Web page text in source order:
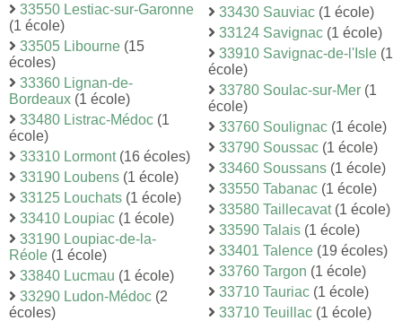
33550 Lestiac-sur-Garonne
(1 école)
33505 Libourne (15
écoles)
33360 Lignan-de-
Bordeaux (1 école)
33480 Listrac-Médoc (1
école)
33310 Lormont(16 écoles)
33190 Loubens (1 école)
33125 Louchats (1 école)
33410 Loupiac (1 école)
33190 Loupiac-de-la-
Réole (1 école)
33840 Lucmau (1 école)
33290 Ludon-Médoc (2
écoles)
33430 Sauviac (1 école)
33124 Savignac (1 école)
33910 Savignac-de-l'Isle (1
école)
33780 Soulac-sur-Mer (1
école)
33760 Soulignac (1 école)
33790 Soussac (1 école)
33460 Soussans (1 école)
33550 Tabanac (1 école)
33580 Taillecavat(1 école)
33590 Talais (1 école)
33401 Talence (19 écoles)
33760 Targon (1 école)
33710 Tauriac (1 école)
33710 Teuillac (1 école)